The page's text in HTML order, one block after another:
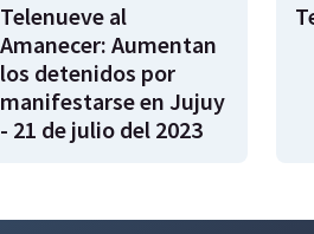
Telenueve al
Amanecer: Aumentan
los detenidos por
manifestarse en Jujuy
- 21 de julio del 2023